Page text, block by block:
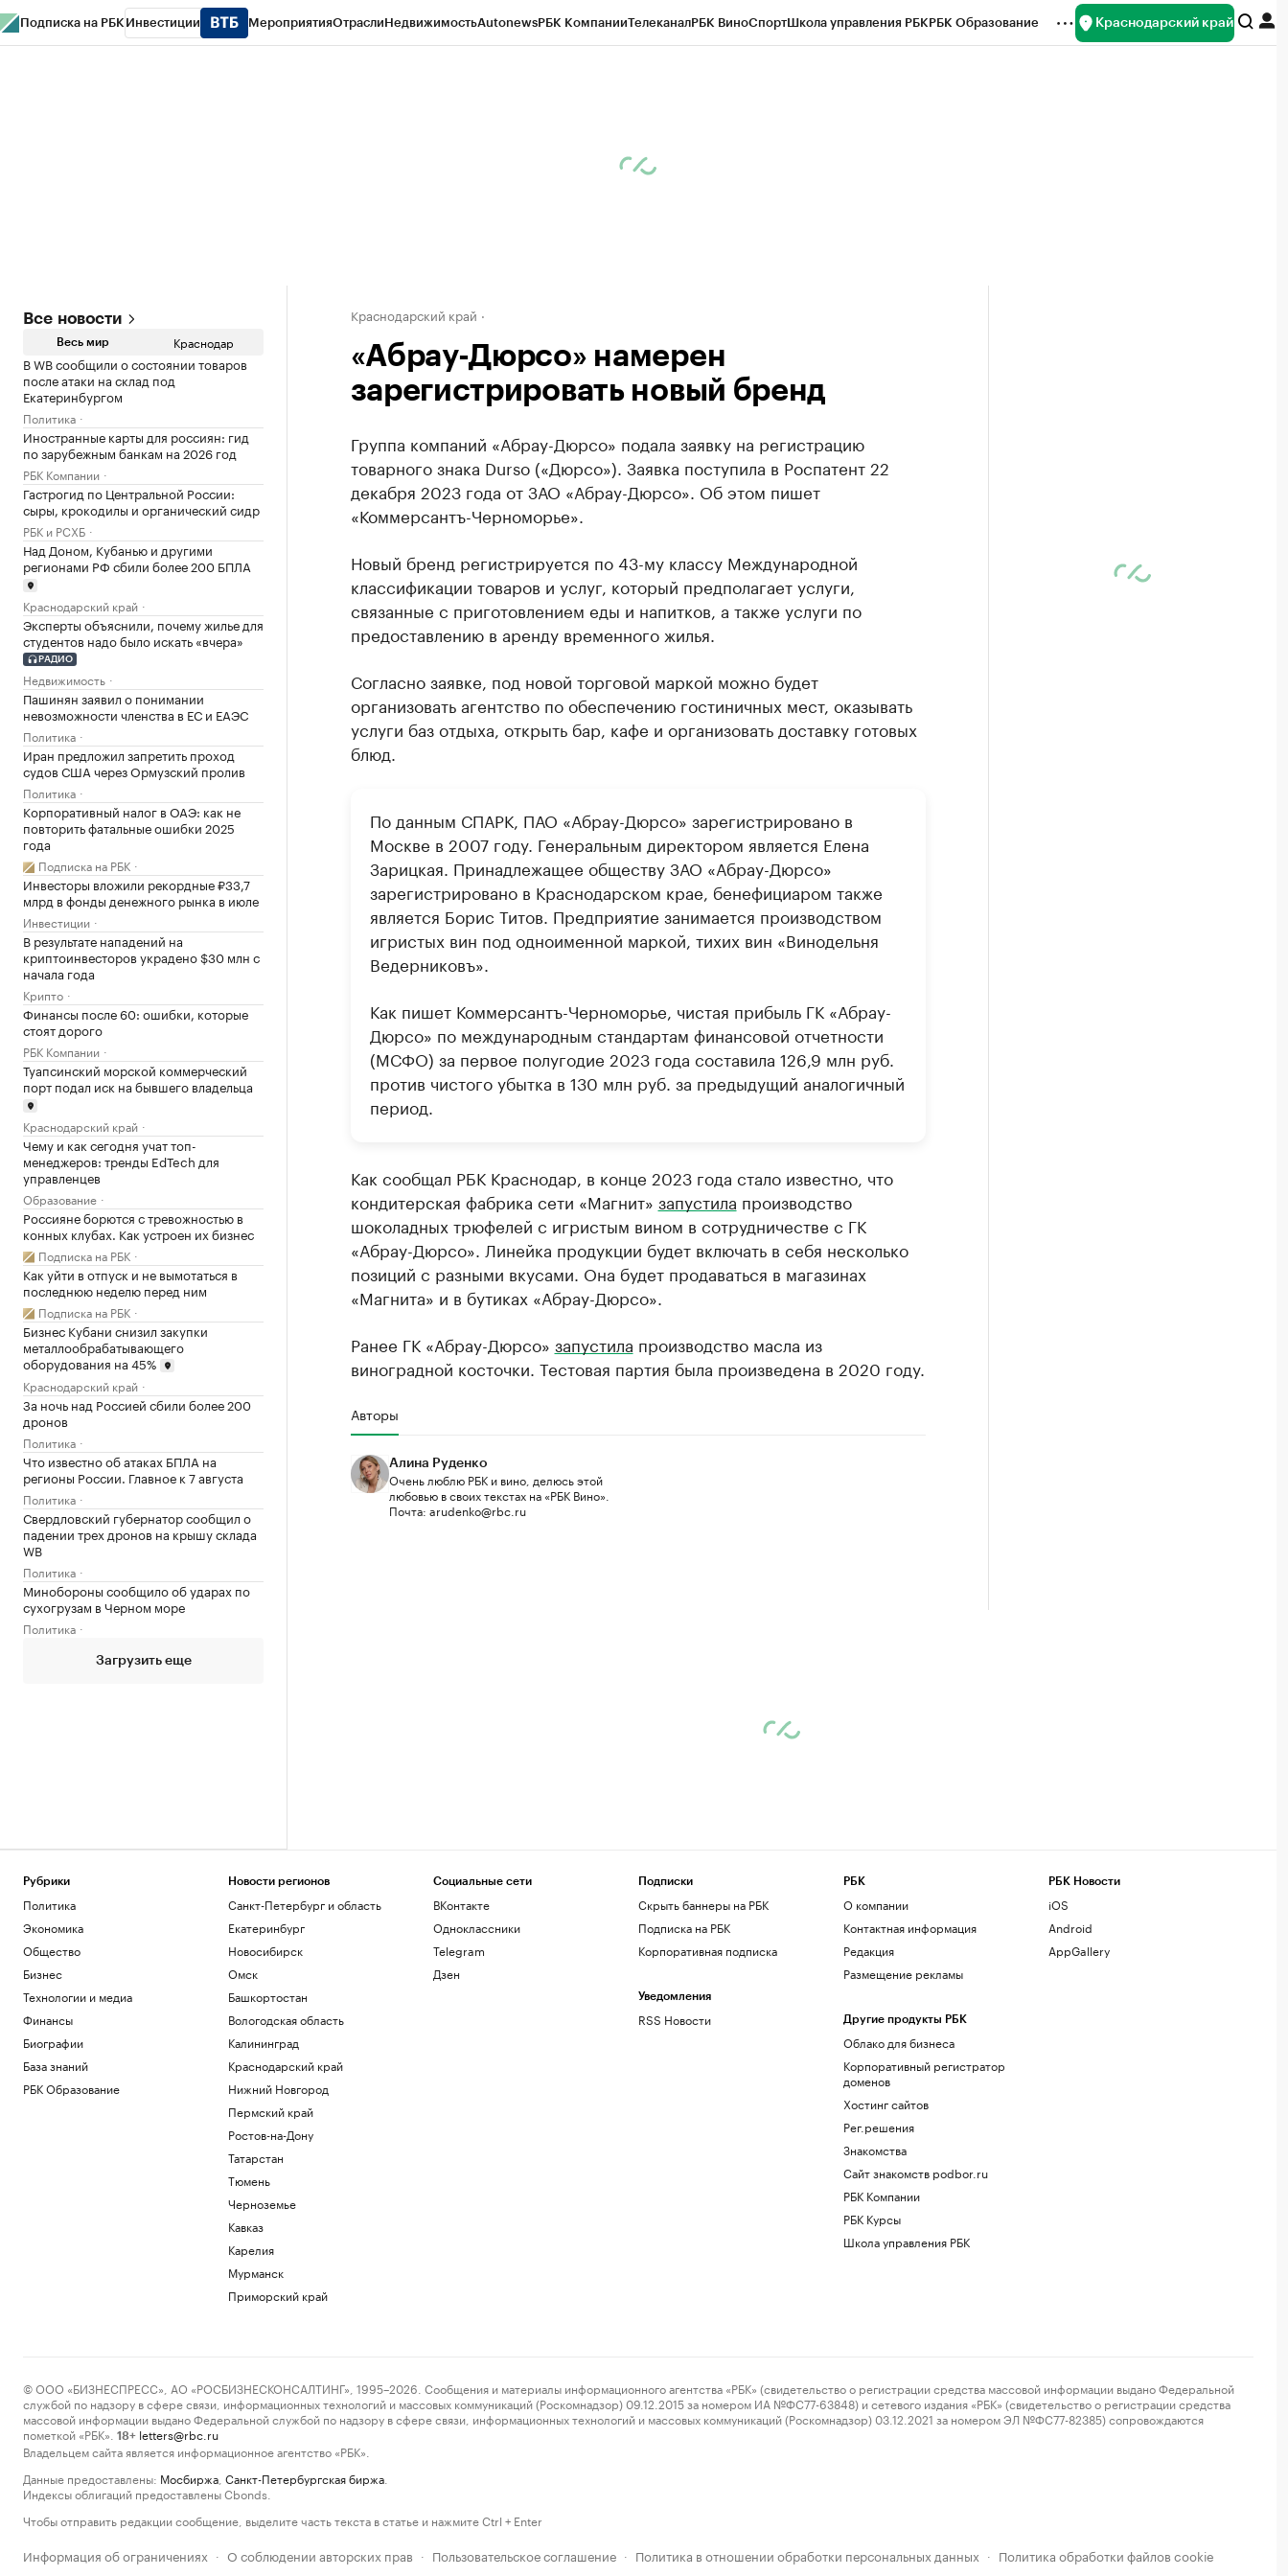
Подписка на РБК Инвестиции МероприятияОтраслиНедвижимостьAutonewsРБК КомпанииТелеканалРБК ВиноСпортШкола управления РБКРБК Образование Краснодарский край
Все новости
Весь мир Краснодар
В WB сообщили о состоянии товаров
после атаки на склад под
Екатеринбургом
Политика
Иностранные карты для россиян: гид
по зарубежным банкам на 2026 год
РБК Компании
Гастрогид по Центральной России:
сыры, крокодилы и органический сидр
РБК и РСХБ
Над Доном, Кубанью и другими
регионами РФ сбили более 200 БПЛА
Краснодарский край
Эксперты объяснили, почему жилье для
студентов надо было искать «вчера»
РАДИО
Недвижимость
Пашинян заявил о понимании
невозможности членства в ЕС и ЕАЭС
Политика
Иран предложил запретить проход
судов США через Ормузский пролив
Политика
Корпоративный налог в ОАЭ: как не
повторить фатальные ошибки 2025
года
Подписка на РБК
Инвесторы вложили рекордные ₽33,7
млрд в фонды денежного рынка в июле
Инвестиции
В результате нападений на
криптоинвесторов украдено $30 млн с
начала года
Крипто
Финансы после 60: ошибки, которые
стоят дорого
РБК Компании
Туапсинский морской коммерческий
порт подал иск на бывшего владельца
Краснодарский край
Чему и как сегодня учат топ-
менеджеров: тренды EdTech для
управленцев
Образование
Россияне борются с тревожностью в
конных клубах. Как устроен их бизнес
Подписка на РБК
Как уйти в отпуск и не вымотаться в
последнюю неделю перед ним
Подписка на РБК
Бизнес Кубани снизил закупки
металлообрабатывающего
оборудования на 45%
Краснодарский край
За ночь над Россией сбили более 200
дронов
Политика
Что известно об атаках БПЛА на
регионы России. Главное к 7 августа
Политика
Свердловский губернатор сообщил о
падении трех дронов на крышу склада
WB
Политика
Минобороны сообщило об ударах по
сухогрузам в Черном море
Политика
Загрузить еще
Краснодарский край
«Абрау-Дюрсо» намерен
зарегистрировать новый бренд
Группа компаний «Абрау-Дюрсо» подала заявку на регистрацию
товарного знака Durso («Дюрсо»). Заявка поступила в Роспатент 22
декабря 2023 года от ЗАО «Абрау-Дюрсо». Об этом пишет
«Коммерсантъ-Черноморье».
Новый бренд регистрируется по 43-му классу Международной
классификации товаров и услуг, который предполагает услуги,
связанные с приготовлением еды и напитков, а также услуги по
предоставлению в аренду временного жилья.
Согласно заявке, под новой торговой маркой можно будет
организовать агентство по обеспечению гостиничных мест, оказывать
услуги баз отдыха, открыть бар, кафе и организовать доставку готовых
блюд.
По данным СПАРК, ПАО «Абрау-Дюрсо» зарегистрировано в
Москве в 2007 году. Генеральным директором является Елена
Зарицкая. Принадлежащее обществу ЗАО «Абрау-Дюрсо»
зарегистрировано в Краснодарском крае, бенефициаром также
является Борис Титов. Предприятие занимается производством
игристых вин под одноименной маркой, тихих вин «Винодельня
Ведерниковъ».
Как пишет Коммерсантъ-Черноморье, чистая прибыль ГК «Абрау-
Дюрсо» по международным стандартам финансовой отчетности
(МСФО) за первое полугодие 2023 года составила 126,9 млн руб.
против чистого убытка в 130 млн руб. за предыдущий аналогичный
период.
Как сообщал РБК Краснодар, в конце 2023 года стало известно, что
кондитерская фабрика сети «Магнит» запустила производство
шоколадных трюфелей с игристым вином в сотрудничестве с ГК
«Абрау-Дюрсо». Линейка продукции будет включать в себя несколько
позиций с разными вкусами. Она будет продаваться в магазинах
«Магнита» и в бутиках «Абрау-Дюрсо».
Ранее ГК «Абрау-Дюрсо» запустила производство масла из
виноградной косточки. Тестовая партия была произведена в 2020 году.
Авторы
Алина Руденко
Очень люблю РБК и вино, делюсь этой
любовью в своих текстах на «РБК Вино».
Почта: arudenko@rbc.ru
Рубрики
Политика
Экономика
Общество
Бизнес
Технологии и медиа
Финансы
Биографии
База знаний
РБК Образование
Новости регионов
Санкт-Петербург и область
Екатеринбург
Новосибирск
Омск
Башкортостан
Вологодская область
Калининград
Краснодарский край
Нижний Новгород
Пермский край
Ростов-на-Дону
Татарстан
Тюмень
Черноземье
Кавказ
Карелия
Мурманск
Приморский край
Социальные сети
ВКонтакте
Одноклассники
Telegram
Дзен
Подписки
Скрыть баннеры на РБК
Подписка на РБК
Корпоративная подписка
Уведомления
RSS Новости
РБК
О компании
Контактная информация
Редакция
Размещение рекламы
Другие продукты РБК
Облако для бизнеса
Корпоративный регистратор
доменов
Хостинг сайтов
Рег.решения
Знакомства
Сайт знакомств podbor.ru
РБК Компании
РБК Курсы
Школа управления РБК
РБК Новости
iOS
Android
AppGallery
© ООО «БИЗНЕСПРЕСС», АО «РОСБИЗНЕСКОНСАЛТИНГ», 1995–2026. Сообщения и материалы информационного агентства «РБК» (свидетельство о регистрации средства массовой информации выдано Федеральной
службой по надзору в сфере связи, информационных технологий и массовых коммуникаций (Роскомнадзор) 09.12.2015 за номером ИА №ФС77-63848) и сетевого издания «РБК» (свидетельство о регистрации средства
массовой информации выдано Федеральной службой по надзору в сфере связи, информационных технологий и массовых коммуникаций (Роскомнадзор) 03.12.2021 за номером ЭЛ №ФС77-82385) сопровождаются
пометкой «РБК».
18+ letters@rbc.ru
Владельцем сайта является информационное агентство «РБК».
Данные предоставлены: Мосбиржа Санкт-Петербургская биржа
Индексы облигаций предоставлены Cbonds.
Чтобы отправить редакции сообщение, выделите часть текста в статье и нажмите Ctrl + Enter
Информация об ограничениях · О соблюдении авторских прав · Пользовательское соглашение · Политика в отношении обработки персональных данных · Политика обработки файлов cookie